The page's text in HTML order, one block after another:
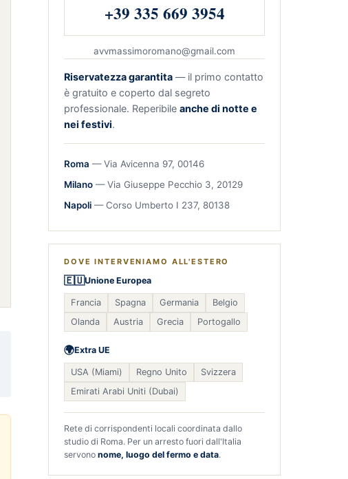
+39 335 669 3954
avvmassimoromano@gmail.com
Riservatezza garantita — il primo contatto
è gratuito e coperto dal segreto
professionale. Reperibile anche di notte e
nei festivi.
Roma — Via Avicenna 97, 00146
Milano — Via Giuseppe Pecchio 3, 20129
Napoli — Corso Umberto I 237, 80138
DOVE INTERVENIAMO ALL'ESTERO
🇪🇺Unione Europea
Francia Spagna Germania
Belgio
Olanda
Austria Grecia Portogallo
🌍Extra UE
USA (Miami) Regno Unito
Svizzera
Emirati Arabi Uniti (Dubai)
Rete di corrispondenti locali coordinata dallo
studio di Roma. Per un arresto fuori dall'Italia
servono nome, luogo del fermo e data.